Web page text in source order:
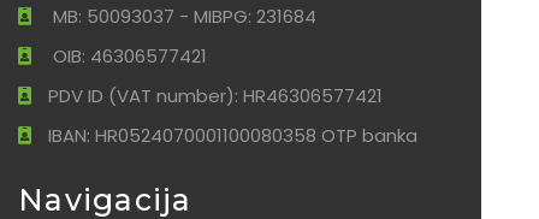
MB: 50093037 - MIBPG: 231684
OIB: 46306577421
PDV ID (VAT number): HR46306577421
IBAN: HR0524070001100080358 OTP banka
Navigacija